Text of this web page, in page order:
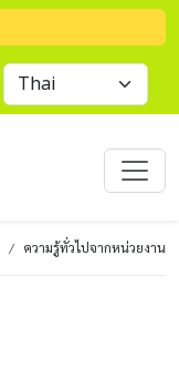
ความรู้ทั่วไปจากหน่วยงาน